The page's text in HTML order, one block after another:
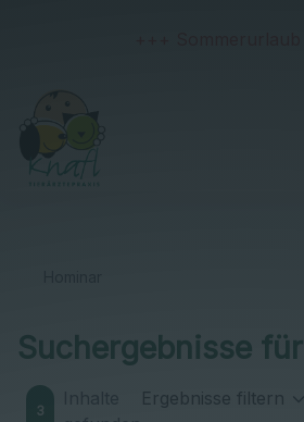
Suchergebnisse für
3
Ergebnisse filtern